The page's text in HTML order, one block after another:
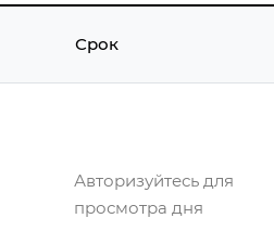
Срок
Авторизуйтесь для
просмотра дня